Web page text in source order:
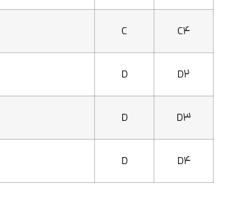
C4
C
D2
D
D3
D
D4
D